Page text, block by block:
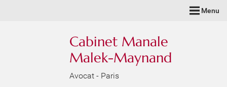
Menu
Cabinet Manale
Malek-Maynand
Avocat - Paris